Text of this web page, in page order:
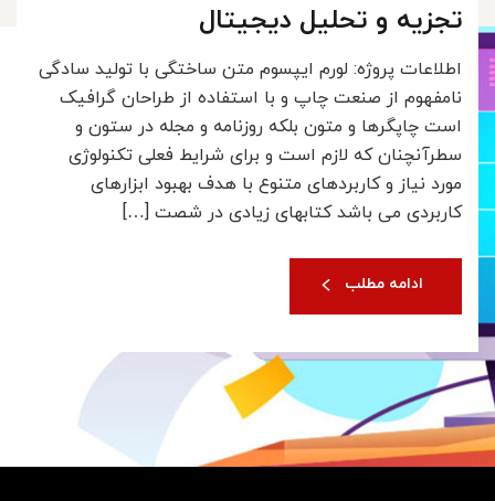
تجزیه و تحلیل دیجیتال
اطلاعات پروژه: لورم ایپسوم متن ساختگی با تولید سادگی
نامفهوم از صنعت چاپ و با استفاده از طراحان گرافیک
است چاپگرها و متون بلکه روزنامه و مجله در ستون و
سطرآنچنان که لازم است و برای شرایط فعلی تکنولوژی
مورد نیاز و کاربردهای متنوع با هدف بهبود ابزارهای
کاربردی می باشد کتابهای زیادی در شصت […]
ادامه مطلب